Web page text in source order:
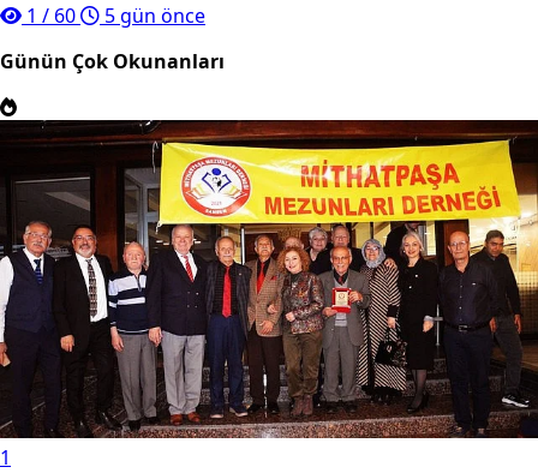
1 / 60
5 gün önce
Günün Çok Okunanları
1